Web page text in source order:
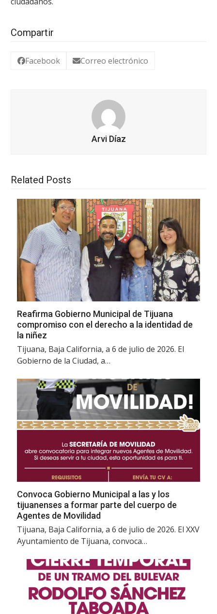
Compartir
Facebook Correo electrónico
Arvi Díaz
Related Posts
Reafirma Gobierno Municipal de Tijuana
compromiso con el derecho a la identidad de
la niñez
Tijuana, Baja California, a 6 de julio de 2026. El
Gobierno de la Ciudad, a…
Convoca Gobierno Municipal a las y los
tijuanenses a formar parte del cuerpo de
Agentes de Movilidad
Tijuana, Baja California, a 6 de julio de 2026. El XXV
Ayuntamiento de Tijuana, convoca…